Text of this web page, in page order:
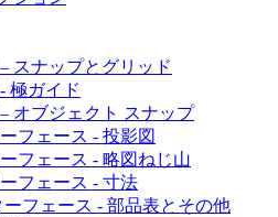
スナップとグリッド
極ガイド
オブジェクト スナップ
フェース - 投影図
フェース - 略図ねじ山
フェース - 寸法
ーフェース - 部品表とその他